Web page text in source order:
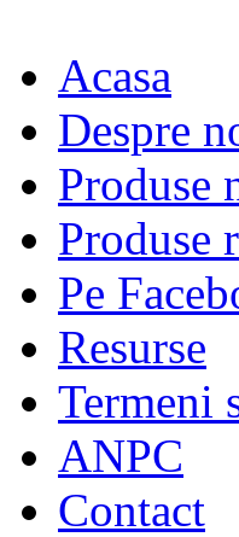
Acasa
Despre
Produse
Produse
Pe
Resurse
Termeni
ANPC
Contact